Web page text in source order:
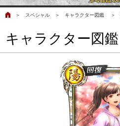
＞ スペシャル ＞ キャラクター図鑑 ＞
キャラクター図鑑